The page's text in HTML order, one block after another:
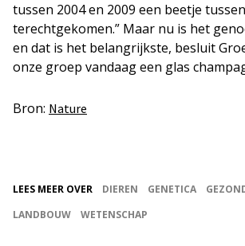
tussen 2004 en 2009 een beetje
terechtgekomen.” Maar nu is het
en dat is het belangrijkste, besluit
onze groep vandaag een glas
Bron: Nature
LEES MEER OVER DIEREN GENETICA
LANDBOUW
WETENSCHAP